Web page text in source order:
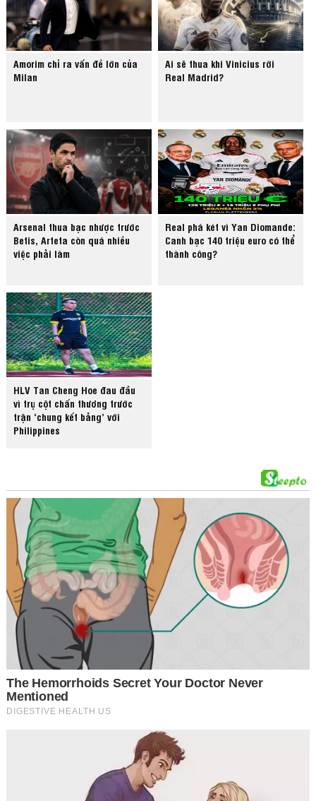
Amorim chỉ ra vấn đề lớn của
Milan
Ai sẽ thua khi Vinicius rời
Real Madrid?
Arsenal thua bạc nhược trước
Betis, Arteta còn quá nhiều
việc phải làm
Real phá két vì Yan Diomande:
Canh bạc 140 triệu euro có thể
thành công?
HLV Tan Cheng Hoe đau đầu
vì trụ cột chấn thương trước
trận ‘chung kết bảng’ với
Philippines